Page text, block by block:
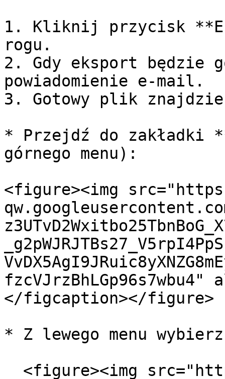
1. Kliknij przycisk
rogu.
2. Gdy eksport będzie
powiadomienie e-mail.
3. Gotowy plik
* Przejdź do zakładki
górnego menu):
<figure><img
</figcaption></figure>
* Z lewego menu